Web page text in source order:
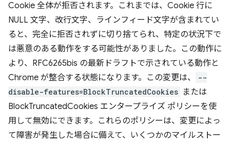
Cookie 全体が拒否されます。これまでは、Cookie 行に
NULL 文字、改行文字、ラインフィード文字が含まれてい
ると、完全に拒否されずに切り捨てられ、特定の状況下で
は悪意のある動作をする可能性がありました。この動作に
より、RFC6265bis の最新ドラフトで示されている動作と
Chrome が整合する状態になります。この変更は、
--
disable-features=BlockTruncatedCookies または
BlockTruncatedCookies エンタープライズ ポリシーを使
用して無効にできます。これらのポリシーは、変更によっ
て障害が発生した場合に備えて、いくつかのマイルストー